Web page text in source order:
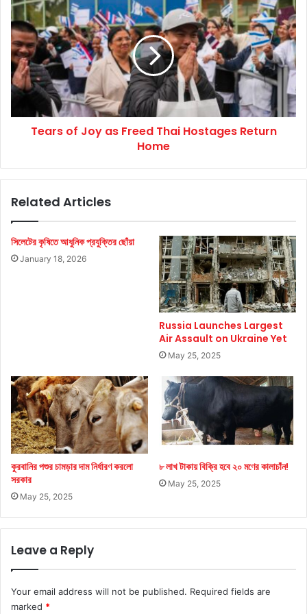
of
Joy
as
Freed
Thai
Hostages
Home
Tears of Joy as Freed Thai Hostages Return
Home
Related Articles
সিলেটের কৃষিতে আধুনিক প্রযুক্তির ছোঁয়া
January 18, 2026
Russia Launches Largest
Air Assault on Ukraine Yet
May 25, 2025
কুরবানির পশুর চামড়ার দাম নির্ধারণ করলো
সরকার
May 25, 2025
৮ লাখ টাকায় বিক্রি হবে ২০ মণের কালাচাঁন!
May 25, 2025
Leave a Reply
Your email address will not be published. Required fields are
marked *